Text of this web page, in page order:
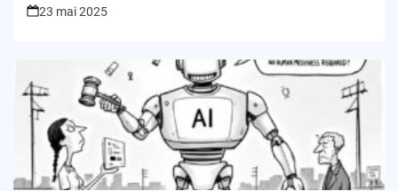
23 mai 2025